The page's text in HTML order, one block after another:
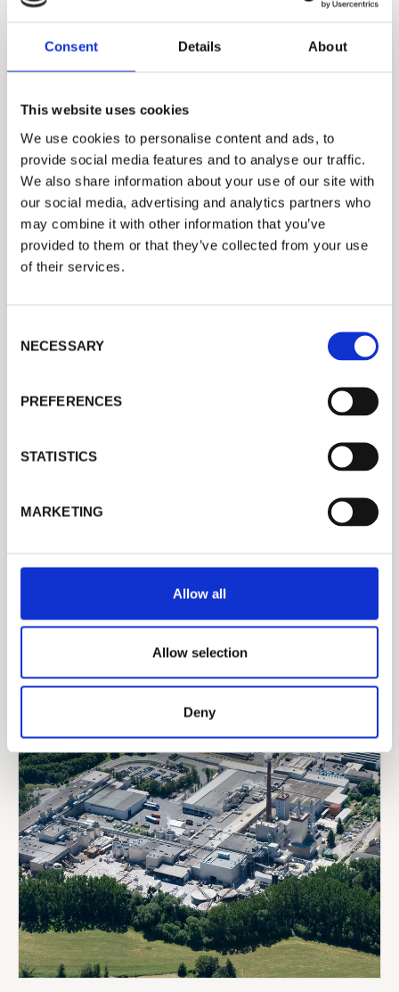
Consent Details About
This website uses cookies
We use cookies to personalise content and ads, to
provide social media features and to analyse our traffic.
We also share information about your use of our site with
our social media, advertising and analytics partners who
may combine it with other information that you’ve
provided to them or that they’ve collected from your use
of their services.
NECESSARY
PREFERENCES
STATISTICS
MARKETING
Allow all
Allow selection
Deny
PAPEL, PAPER & BOARD, PAPIER, 纸品
Barcelona Cartonboard（スペイン）の
WISへの投資事例
PAPEL, PAPER & BOARD, PAPIER, 纸品
Stora Enso（フィンランド）のWISアッ
プグレード事例